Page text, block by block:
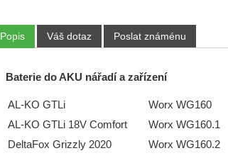
Popis Váš dotaz Poslat známénu
Baterie do AKU nářadí a zařízení
AL-KO GTLi Worx WG160
AL-KO GTLi 18V Comfort
Worx WG160.1
DeltaFox Grizzly 2020
Worx WG160.2